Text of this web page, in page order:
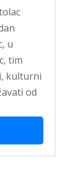
u
tim
kulturni
od